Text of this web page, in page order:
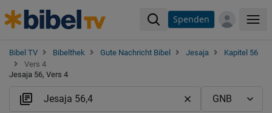
Spenden
Bibel TV Bibelthek Gute Nachricht Bibel Jesaja
Kapitel 56
Vers 4
Jesaja 56, Vers 4